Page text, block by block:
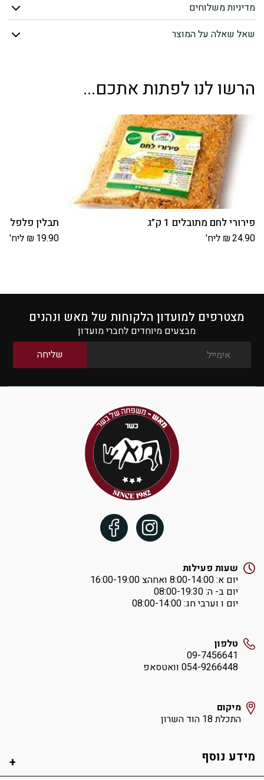
הר
ברכה
גרם
מדיניות משלוחים
שאל שאלה על המוצר
הרשו לנו לפתות אתכם...
פירורי לחם מתובלים 1 ק”ג
₪24.90 ליח'
תבלין פלפל
₪ 19.90 ליח'
מצטרפים למועדון הלקוחות של מאש ונהנים
מבצעים מיוחדים לחברי מועדון
שעות פעילות
יום א: ‏8:00-14:00 ואחהצ 16:00-19:00
יום ב- ה: ‏08:00-19:30
יום ו וערבי חג: ‏08:00-14:00
טלפון
09-7456641
054-9266448 וואטסאפ
מיקום
התכלת 18 הוד השרון
מידע נוסף